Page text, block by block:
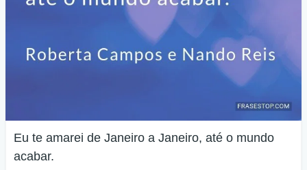
Eu te amarei de Janeiro a Janeiro, até o mundo
acabar.